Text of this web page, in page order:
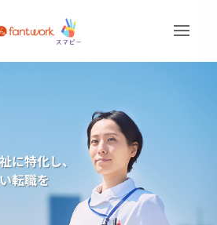
に特化し、
転職を